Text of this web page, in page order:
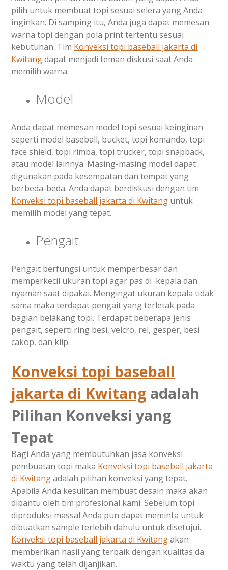
pilih untuk membuat topi sesuai selera yang Anda
inginkan. Di samping itu, Anda juga dapat memesan
warna topi dengan pola print tertentu sesuai
kebutuhan. Tim Konveksi topi baseball jakarta di
Kwitangdapat menjadi teman diskusi saat Anda
memilih warna.
Model
Anda dapat memesan model topi sesuai keinginan
seperti model baseball, bucket, topi komando, topi
face shield, topi rimba, topi trucker, topi snapback,
atau model lainnya. Masing-masing model dapat
digunakan pada kesempatan dan tempat yang
berbeda-beda. Anda dapat berdiskusi dengan tim
Konveksi topi baseball jakarta di Kwitang untuk
memilih model yang tepat.
Pengait
Pengait berfungsi untuk memperbesar dan
memperkecil ukuran topi agar pas di kepala dan
nyaman saat dipakai. Mengingat ukuran kepala tidak
sama maka terdapat pengait yang terletak pada
bagian belakang topi. Terdapat beberapa jenis
pengait, seperti ring besi, velcro, rel, gesper, besi
cakop, dan klip.
Konveksi topi baseball
jakarta di Kwitang adalah
Pilihan Konveksi yang
Tepat
Bagi Anda yang membutuhkan jasa konveksi
pembuatan topi maka Konveksi topi baseball jakarta
di Kwitangadalah pilihan konveksi yang tepat.
Apabila Anda kesulitan membuat desain maka akan
dibantu oleh tim profesional kami. Sebelum topi
diproduksi massal Anda pun dapat meminta untuk
dibuatkan sample terlebih dahulu untuk disetujui.
Konveksi topi baseball jakarta di Kwitangakan
memberikan hasil yang terbaik dengan kualitas da
waktu yang telah dijanjikan.